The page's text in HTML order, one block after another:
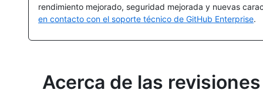
rendimiento mejorado, seguridad mejorada y nuevas
en contacto con el soporte técnico de GitHub Enterprise.
Acerca de las